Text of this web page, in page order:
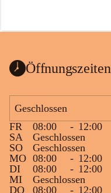
Öffnungszeiten
Geschlossen
FR
08:00 - 12:00
SA
Geschlossen
SO
Geschlossen
MO 08:00 - 12:00
DI
08:00 - 12:00
MI
Geschlossen
DO
08:00 - 12:00